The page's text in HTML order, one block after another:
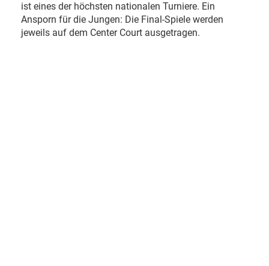
ist eines der höchsten nationalen Turniere. Ein
Ansporn für die Jungen: Die Final-Spiele werden
jeweils auf dem Center Court ausgetragen.